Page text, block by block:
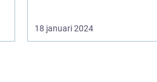
18 januari 2024